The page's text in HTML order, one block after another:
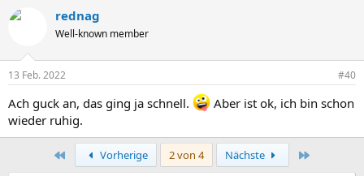
rednag
Well-known member
13 Feb. 2022 #40
Ach guck an, das ging ja schnell.
Aber ist ok, ich bin schon
wieder ruhig.
Erste Vorherige 2 von 4 Nächste